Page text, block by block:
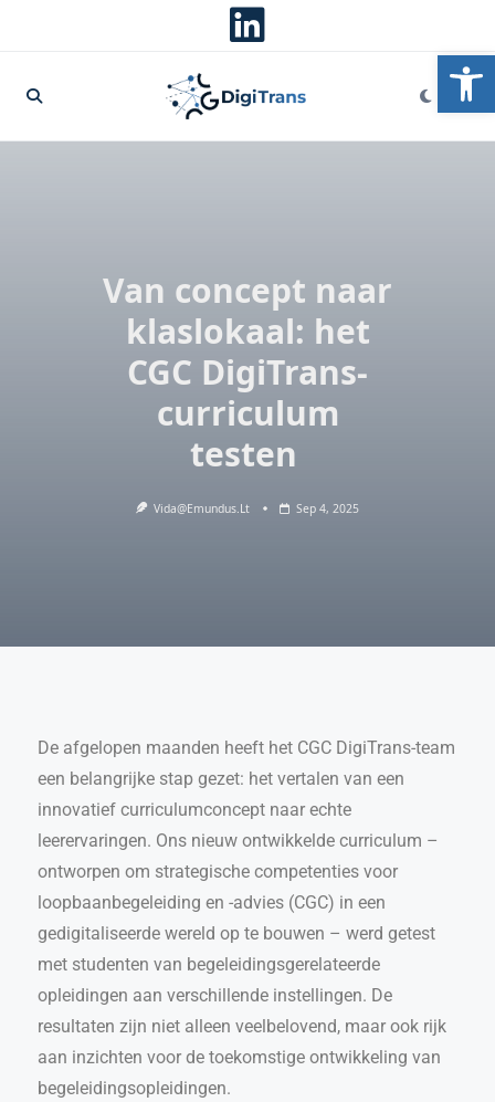
Van concept naar
klaslokaal: het
CGC DigiTrans-
curriculum
testen
Vida@emundus.lt Sep 4, 2025
De afgelopen maanden heeft het CGC DigiTrans-team
een belangrijke stap gezet: het vertalen van een
innovatief curriculumconcept naar echte
leerervaringen. Ons nieuw ontwikkelde curriculum –
ontworpen om strategische competenties voor
loopbaanbegeleiding en -advies (CGC) in een
gedigitaliseerde wereld op te bouwen – werd getest
met studenten van begeleidingsgerelateerde
opleidingen aan verschillende instellingen. De
resultaten zijn niet alleen veelbelovend, maar ook rijk
aan inzichten voor de toekomstige ontwikkeling van
begeleidingsopleidingen.